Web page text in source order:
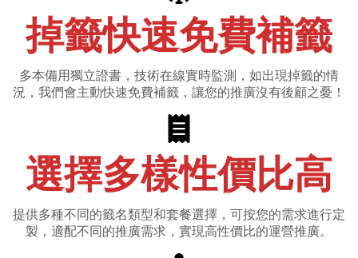
掉籤快速免費補籤
多本備用獨立證書，技術在線實時監測，如出現掉籤的情
況，我們會主動快速免費補籤，讓您的推廣沒有後顧之憂！
選擇多樣性價比高
提供多種不同的籤名類型和套餐選擇，可按您的需求進行定
製，適配不同的推廣需求，實現高性價比的運營推廣。